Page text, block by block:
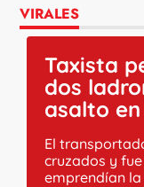
VIRALES
Taxista
dos
asalto
El
cruzados y
emprendían